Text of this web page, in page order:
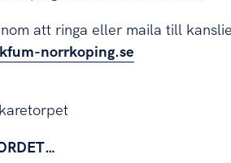
att ringa eller maila till
norrkoping.se